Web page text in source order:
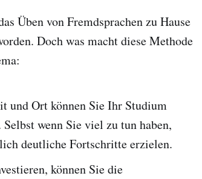
Üben von Fremdsprachen zu Hause
Doch was macht diese Methode
und Ort können Sie Ihr Studium
wenn Sie viel zu tun haben,
deutliche Fortschritte erzielen.
können Sie die